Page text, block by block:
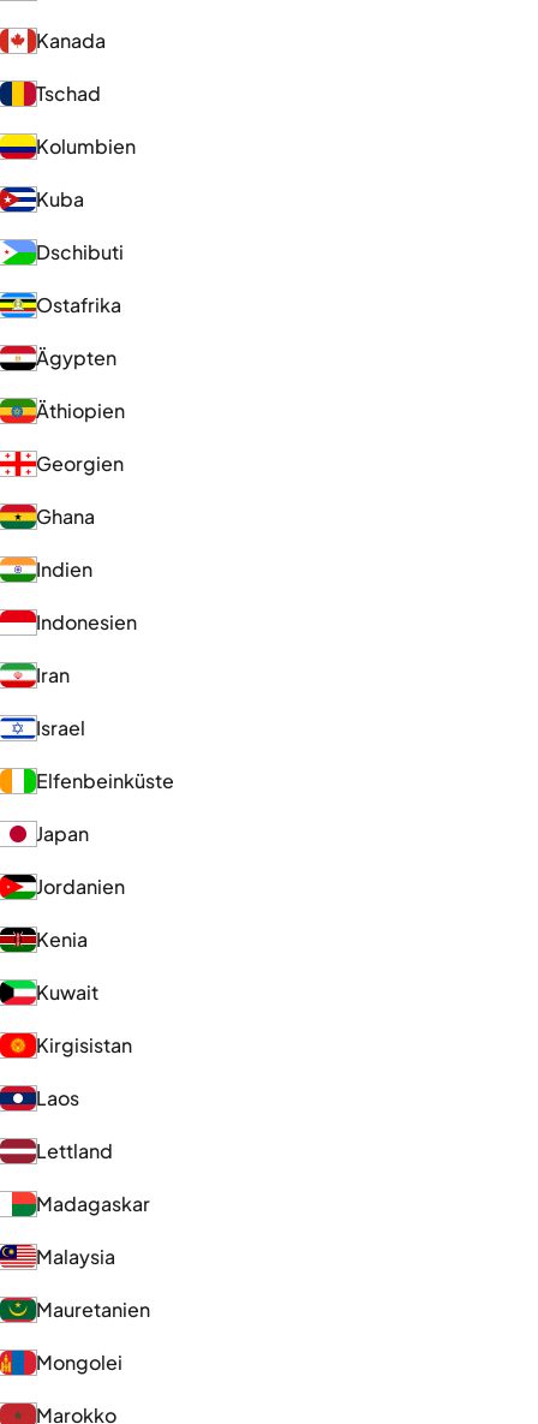
Kanada
Tschad
Kolumbien
Kuba
Dschibuti
Ostafrika
Ägypten
Äthiopien
Georgien
Ghana
Indien
Indonesien
Iran
Israel
Elfenbeinküste
Japan
Jordanien
Kenia
Kuwait
Kirgisistan
Laos
Lettland
Madagaskar
Malaysia
Mauretanien
Mongolei
Marokko